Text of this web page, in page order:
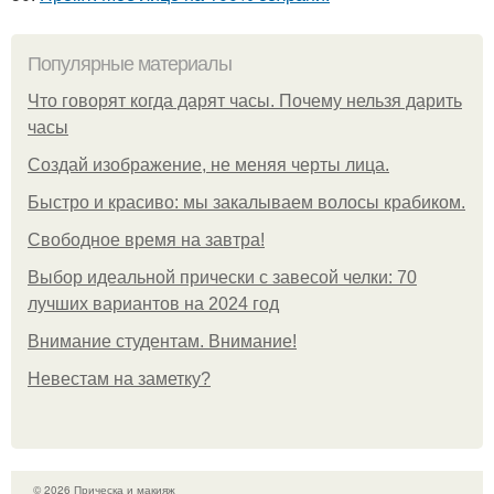
Популярные материалы
Что говорят когда дарят часы. Почему нельзя дарить
часы
Создай изображение, не меняя черты лица.
Быстро и красиво: мы закалываем волосы крабиком.
Свободное время на завтра!
Выбор идеальной прически с завесой челки: 70
лучших вариантов на 2024 год
Внимание студентам. Внимание!
Невестам на заметку?
© 2026 Прическа и макияж